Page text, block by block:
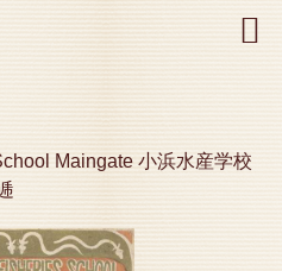
Maingate 小浜水産学校